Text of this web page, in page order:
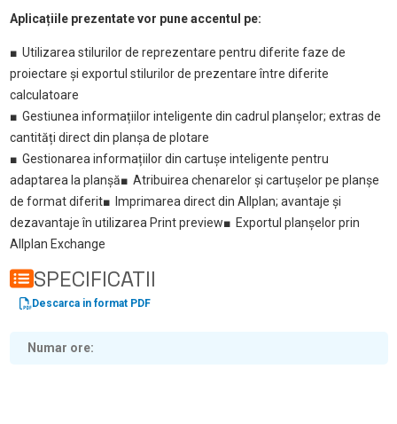
Aplicațiile prezentate vor pune accentul pe:
■ Utilizarea stilurilor de reprezentare pentru diferite faze de
proiectare și exportul stilurilor de prezentare între diferite
calculatoare
■ Gestiunea informațiilor inteligente din cadrul planșelor; extras de
cantități direct din planșa de plotare
■ Gestionarea informațiilor din cartușe inteligente pentru
adaptarea la planșă■ Atribuirea chenarelor și cartușelor pe planșe
de format diferit■ Imprimarea direct din Allplan; avantaje și
dezavantaje în utilizarea Print preview■ Exportul planșelor prin
Allplan Exchange
SPECIFICATII
Descarca in format PDF
Numar ore